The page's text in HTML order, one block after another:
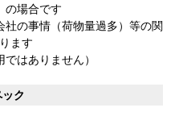
の場合です
の事情（荷物量過多）等の関
ます
はありません）
ク